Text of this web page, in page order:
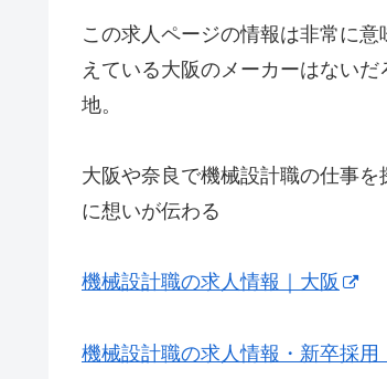
この求人ページの情報は非常に
えている大阪のメーカーはない
地。
大阪や奈良で機械設計職の仕事
に想いが伝わる
機械設計職の求人情報｜大阪
機械設計職の求人情報・新卒採用